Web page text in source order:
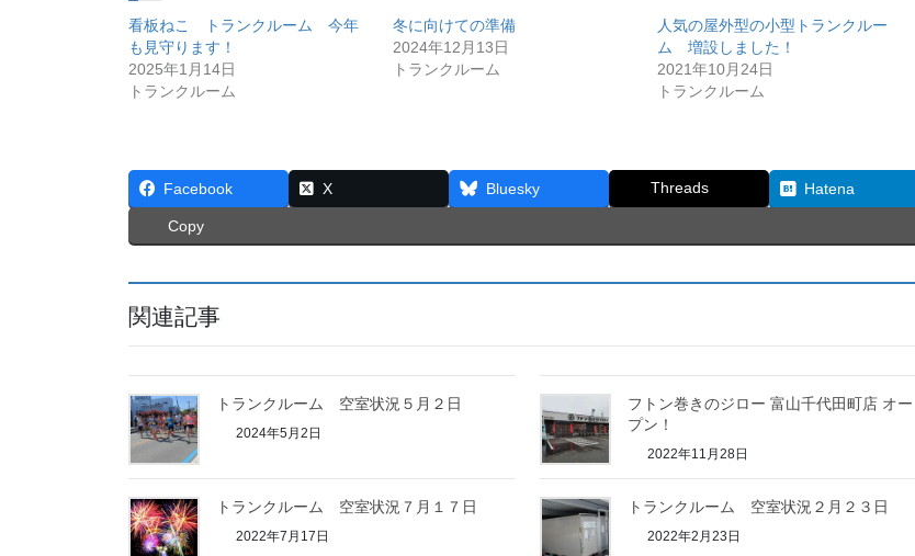
看板ねこ トランクルーム 今年
も見守ります！
2025年1月14日
トランクルーム
冬に向けての準備
2024年12月13日
トランクルーム
人気の屋外型の小型トランクルー
ム 増設しました！
2021年10月24日
トランクルーム
Facebook X Bluesky Threads Hatena
Copy
関連記事
トランクルーム 空室状況５月２日
2024年5月2日
フトン巻きのジロー 富山千代田町店 オー
プン！
2022年11月28日
トランクルーム 空室状況７月１７日
2022年7月17日
トランクルーム 空室状況２月２３日
2022年2月23日